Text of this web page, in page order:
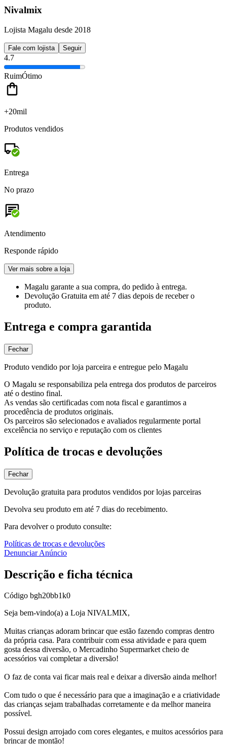
Nivalmix
Lojista Magalu desde 2018
Fale com lojista Seguir
4.7
RuimÓtimo
+20mil
Produtos vendidos
Entrega
No prazo
Atendimento
Responde rápido
Ver mais sobre a loja
Magalu garante a sua compra, do pedido à entrega.
Devolução Gratuita em até 7 dias depois de receber o
produto.
Entrega e compra garantida
Fechar
Produto vendido por loja parceira e entregue pelo Magalu
O Magalu se responsabiliza pela entrega dos produtos de parceiros
até o destino final.
As vendas são certificadas com nota fiscal e garantimos a
procedência de produtos originais.
Os parceiros são selecionados e avaliados regularmente portal
excelência no serviço e reputação com os clientes
Política de trocas e devoluções
Fechar
Devolução gratuita para produtos vendidos por lojas parceiras
Devolva seu produto em até 7 dias do recebimento.
Para devolver o produto consulte:
Políticas de trocas e devoluções
Denunciar Anúncio
Descrição e ficha técnica
Código bgh20bb1k0
Seja bem-vindo(a) a Loja NIVALMIX,
Muitas crianças adoram brincar que estão fazendo compras dentro
da própria casa. Para contribuir com essa atividade e para quem
gosta dessa diversão, o Mercadinho Supermarket cheio de
acessórios vai completar a diversão!
O faz de conta vai ficar mais real e deixar a diversão ainda melhor!
Com tudo o que é necessário para que a imaginação e a criatividade
das crianças sejam trabalhadas corretamente e da melhor maneira
possível.
Possui design arrojado com cores elegantes, e muitos acessórios para
brincar de montão!